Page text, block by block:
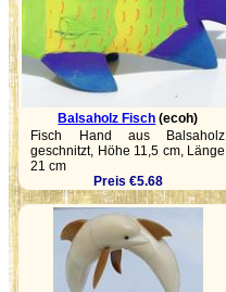
Balsaholz Fisch (ecoh)
Fisch Hand aus Balsaholz
geschnitzt, Höhe 11,5 cm, Länge
21 cm
Preis €5.68